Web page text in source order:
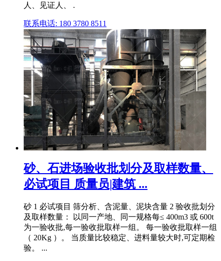
人、见证人、 .
联系电话: 180 3780 8511
砂、石进场验收批划分及取样数量、
必试项目 质量员|建筑 ...
砂 1 必试项目 筛分析、含泥量、泥块含量 2 验收批划分
及取样数量： 以同一产地、同一规格每≤ 400m3 或 600t
为一验收批,每一验收批取样一组。 每一验收批取样一组
（ 20Kg ）。 当质量比较稳定、进料量较大时,可定期检
验。 ...